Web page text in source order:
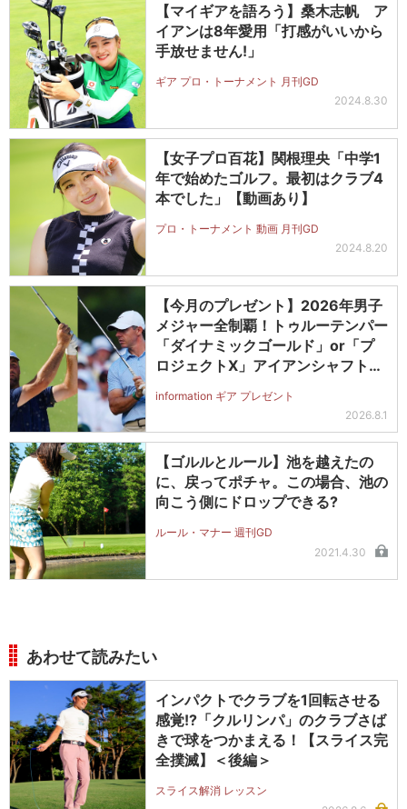
【マイギアを語ろう】桑木志帆 ア
イアンは8年愛用「打感がいいから
手放せません!」
ギア プロ・トーナメント 月刊GD
2024.8.30
【女子プロ百花】関根理央「中学1
年で始めたゴルフ。最初はクラブ4
本でした」【動画あり】
プロ・トーナメント 動画 月刊GD
2024.8.20
【今月のプレゼント】2026年男子
メジャー全制覇！トゥルーテンパー
「ダイナミックゴールド」or「プ
ロジェクトX」アイアンシャフト
ットを抽選で2名に！
information ギア プレゼント
2026.8.1
【ゴルルとルール】池を越えたの
に、戻ってポチャ。この場合、池の
向こう側にドロップできる?
ルール・マナー 週刊GD
2021.4.30
あわせて読みたい
インパクトでクラブを1回転させる
感覚!?「クルリンパ」のクラブさば
きで球をつかまえる！【スライス完
全撲滅】＜後編＞
スライス解消 レッスン